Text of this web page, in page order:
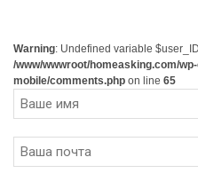
Warning: Undefined variable
/www/wwwroot/homeasking.com/
mobile/comments.php on line 65